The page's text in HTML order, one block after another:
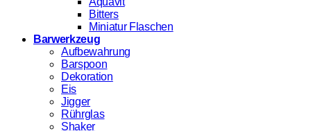
Bitters
Miniatur Flaschen
Barwerkzeug
Aufbewahrung
Barspoon
Dekoration
Eis
Jigger
Rührglas
Shaker